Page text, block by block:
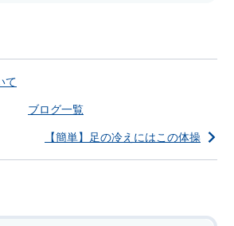
て
ブログ一覧
【簡単】足の冷えにはこの体操